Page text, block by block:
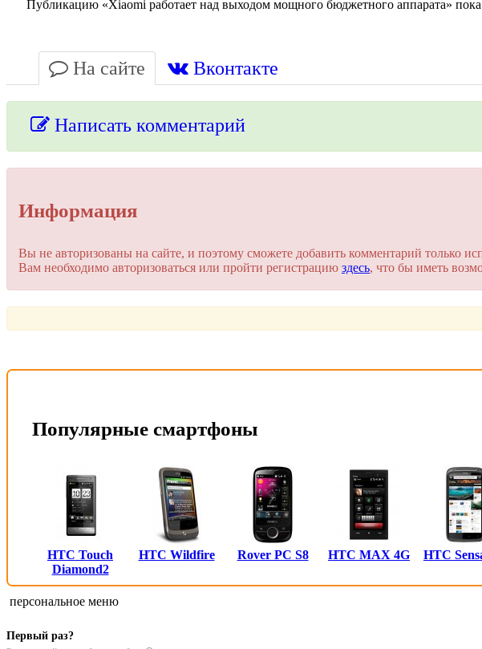
Публикацию «Xiaomi работает над выходом мощного бюджетного аппарата»
На сайте Вконтакте
Написать комментарий
Пройти регистрацию
Информация
Вы не авторизованы на сайте, и поэтому сможете добавить комментарий только
Вам необходимо авторизоваться или пройти регистрацию здесь, что бы иметь
Популярные смартфоны
HTC Touch
Diamond2
HTC Wildfire Rover PC S8 HTC MAX 4G HTC
персональное меню
Первый раз?